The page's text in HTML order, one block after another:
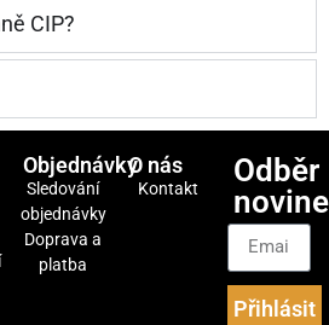
CIP?
Objednávky
Sledování
objednávky
Doprava a
platba
O nás
Kontakt
Odběr
Přihlásit